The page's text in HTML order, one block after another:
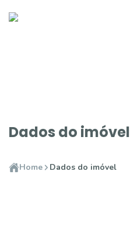
Dados do imóvel
Home Dados do imóvel